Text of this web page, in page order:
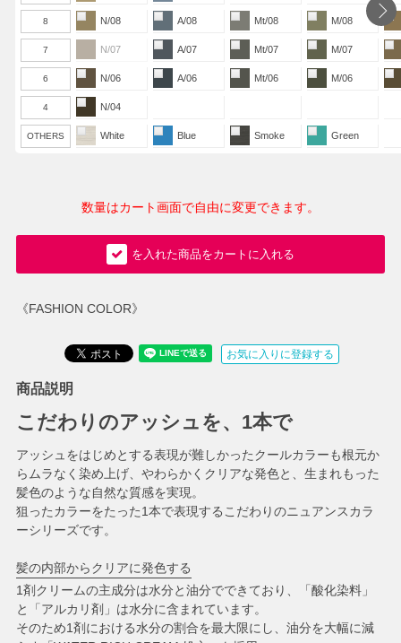
《FASHION COLOR》
8 N/08 A/08 Mt/08 M/08
7 N/07 A/07 Mt/07 M/07
6 N/06 A/06 Mt/06 M/06
4 N/04
OTHERS White Blue Smoke Green
数量はカート画面で自由に変更できます。
を入れた商品をカートに入れる
お気に入りに登録する
商品説明
こだわりのアッシュを、1本で
アッシュをはじめとする表現が難しかったクールカラーも根元か
らムラなく染め上げ、やわらかくクリアな発色と、生まれもった
髪色のような自然な質感を実現。
狙ったカラーをたった1本で表現するこだわりのニュアンスカラ
ーシリーズです。
髪の内部からクリアに発色する
1剤クリームの主成分は水分と油分でできており、「酸化染料」
と「アルカリ剤」は水分に含まれています。
そのため1剤における水分の割合を最大限にし、油分を大幅に減